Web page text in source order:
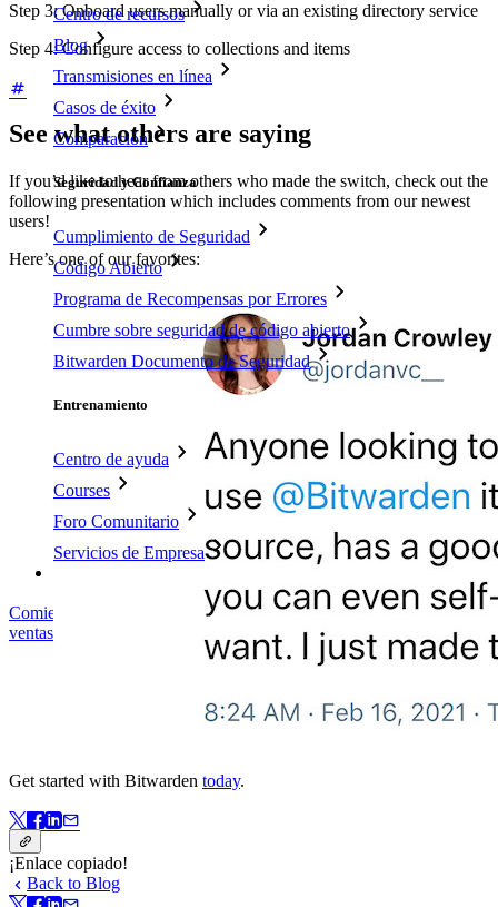
Centro de recursos
Blog
Transmisiones en línea
Casos de éxito
Comparación
Seguridad y Confianza
Cumplimiento de Seguridad
Código Abierto
Programa de Recompensas por Errores
Cumbre sobre seguridad de código abierto
Bitwarden Documento de Seguridad
Entrenamiento
Centro de ayuda
Courses
Foro Comunitario
Servicios de Empresa
Comienza gratis Comienza gratisHablar con ventas Hablar con
ventas
Step 3: Onboard users manually or via an existing directory service
Step 4: Configure access to collections and items
See what others are saying
If you’d like to hear from others who made the switch, check out the
following presentation which includes comments from our newest
users!
Here’s one of our favorites:
Get started with Bitwarden today.
¡Enlace copiado!
Back to Blog